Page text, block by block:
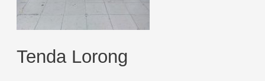
Tenda Lorong